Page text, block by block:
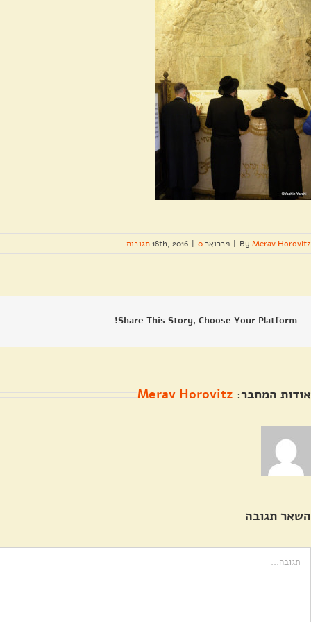
By Merav Horovitz
| פברואר 18th, 2016 | 0 תגובות
Share This Story, Choose Your Platform!
אודות המחבר: Merav Horovitz
השאר תגובה